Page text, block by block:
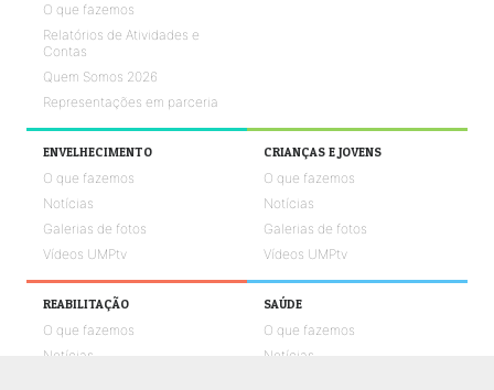
O que fazemos
Relatórios de Atividades e
Contas
Quem Somos 2026
Representações em parceria
ENVELHECIMENTO
O que fazemos
Notícias
Galerias de fotos
Vídeos UMPtv
CRIANÇAS E JOVENS
O que fazemos
Notícias
Galerias de fotos
Vídeos UMPtv
REABILITAÇÃO
O que fazemos
Notícias
SAÚDE
O que fazemos
Notícias